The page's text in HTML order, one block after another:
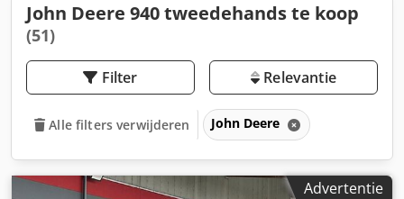
John Deere 940 tweedehands te koop
(51)
Filter Relevantie
Alle filters verwijderen John Deere
Advertentie